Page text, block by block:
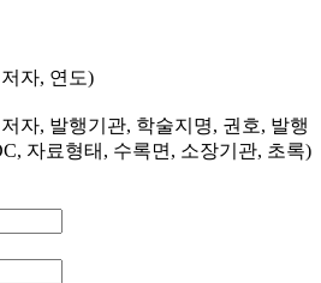
자, 연도)
자, 발행기관, 학술지명, 권호, 발행
자료형태, 수록면, 소장기관, 초록)